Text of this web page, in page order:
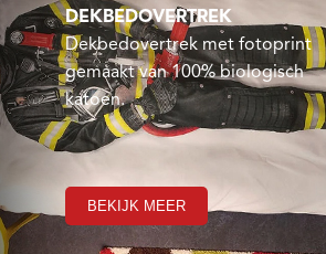
DEKBEDOVERTREK
Dekbedovertrek met fotoprint
gemaakt van 100% biologisch
katoen.
BEKIJK MEER